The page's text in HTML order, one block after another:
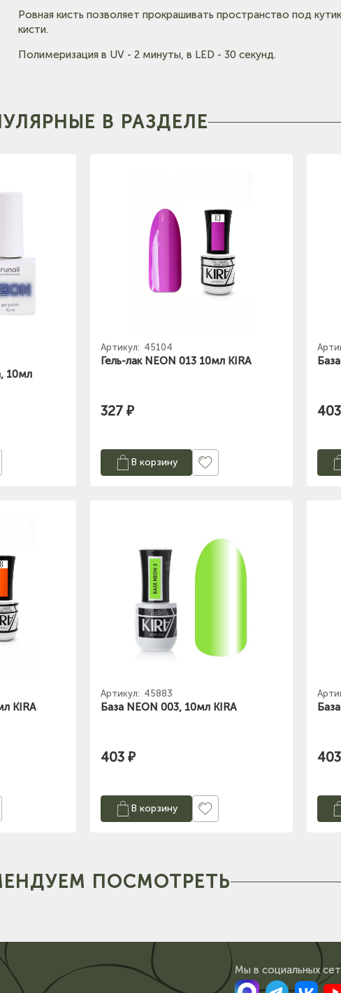
Ровная кисть позволяет прокрашивать пространство под
кисти.
Полимеризация в UV - 2 минуты, в LED - 30 секунд.
В РАЗДЕЛЕ
10мл
Артикул: 45104
Гель-лак NEON 013 10мл KIRA
327 ₽
В корзину
KIRA
Артикул: 45883
База NEON 003, 10мл KIRA
403 ₽
В корзину
ПОСМОТРЕТЬ
Мы в сoциальных